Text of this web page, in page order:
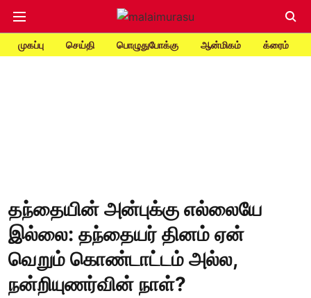
முகப்பு செய்தி பொழுதுபோக்கு ஆன்மிகம் க்ரைம்
தந்தையின் அன்புக்கு எல்லையே
இல்லை: தந்தையர் தினம் ஏன்
வெறும் கொண்டாட்டம் அல்ல,
நன்றியுணர்வின் நாள்?